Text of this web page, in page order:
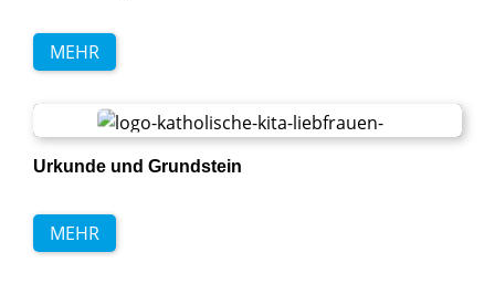
MEHR
Urkunde und Grundstein
MEHR